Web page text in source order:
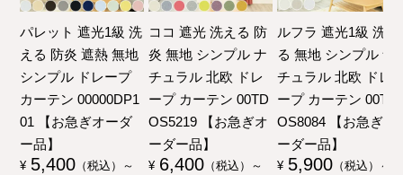
パレット 遮光1級 洗
える 防炎 遮熱 無地
シンプル ドレープ
カーテン 00000DP1
01 【お急ぎオーダ
ー品】
¥ 5,400 （税込）～
ココ 遮光 洗える 防
炎 無地 シンプル ナ
チュラル 北欧 ドレ
ープ カーテン 00TD
OS5219 【お急ぎオ
ーダー品】
¥ 6,400 （税込）～
ルフラ 遮光1級 洗え
る 無地 シンプル ナ
チュラル 北欧 ドレ
ープ カーテン 00TD
OS8084 【お急ぎオ
ーダー品】
¥ 5,900 （税込）～